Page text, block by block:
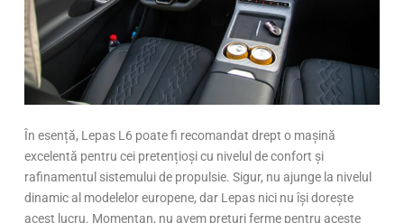
În esență, Lepas L6 poate fi recomandat drept o mașină
excelentă pentru cei pretențioși cu nivelul de confort și
rafinamentul sistemului de propulsie. Sigur, nu ajunge la nivelul
dinamic al modelelor europene, dar Lepas nici nu își dorește
acest lucru. Momentan, nu avem prețuri ferme pentru aceste